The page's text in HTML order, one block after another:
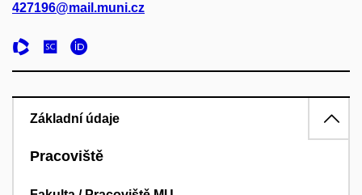
427196@mail.muni.cz
Základní údaje
Pracoviště